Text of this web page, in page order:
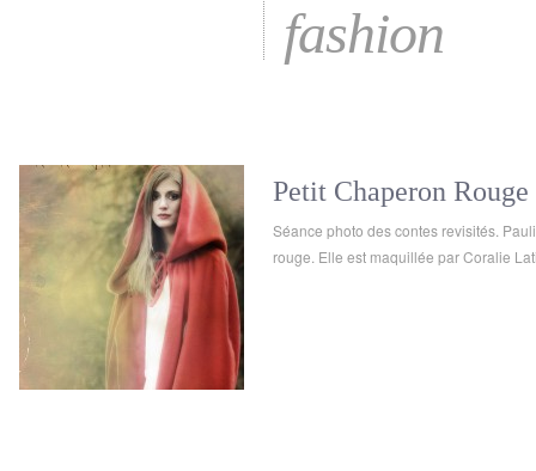
fashion
Petit Chaperon Rouge
Séance photo des contes revisités.
rouge. Elle est maquillée par Coralie